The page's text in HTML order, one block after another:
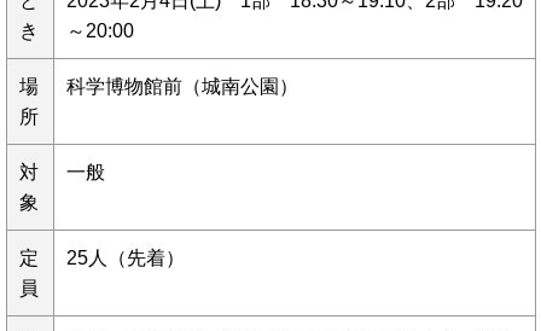
き
～20:00
場
所
科学博物館前（城南公園）
対
象
一般
定
員
25人（先着）